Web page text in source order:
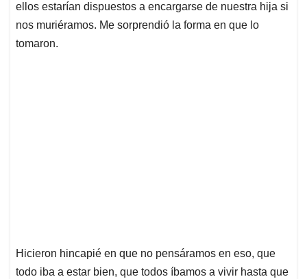
ellos estarían dispuestos a encargarse de nuestra hija si
nos muriéramos. Me sorprendió la forma en que lo
tomaron.
Hicieron hincapié en que no pensáramos en eso, que
todo iba a estar bien, que todos íbamos a vivir hasta que